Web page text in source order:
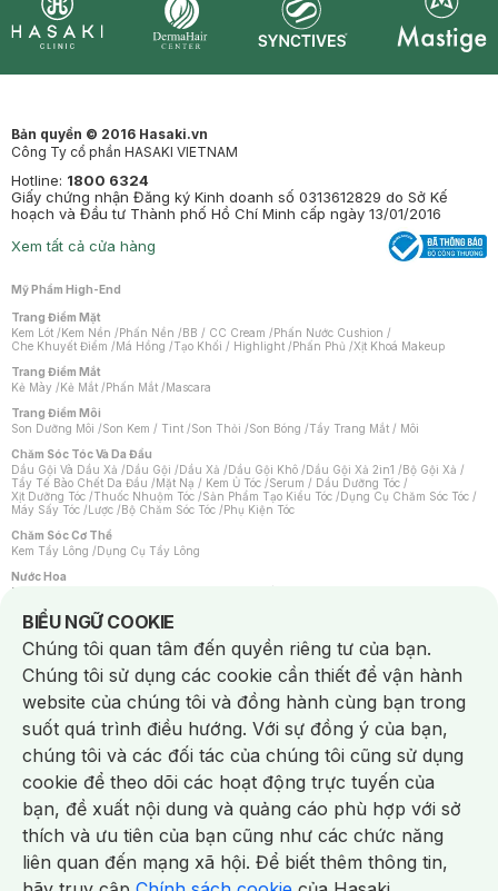
Bản quyền © 2016 Hasaki.vn
Công Ty cổ phần HASAKI VIETNAM
Hotline: 1800 6324
Giấy chứng nhận Đăng ký Kinh doanh số 0313612829 do Sở Kế
hoạch và Đầu tư Thành phố Hồ Chí Minh cấp ngày 13/01/2016
Xem tất cả cửa hàng
Mỹ Phẩm High-End
Trang Điểm Mặt
Kem Lót /Kem Nền /Phấn Nền /BB / CC Cream /Phấn Nước Cushion /
Che Khuyết Điểm /Má Hồng /Tạo Khối / Highlight /Phấn Phủ /Xịt Khoá Makeup
Trang Điểm Mắt
Kẻ Mày /Kẻ Mắt /Phấn Mắt /Mascara
Trang Điểm Môi
Son Dưỡng Môi /Son Kem / Tint /Son Thỏi /Son Bóng /Tẩy Trang Mắt / Môi
Chăm Sóc Tóc Và Da Đầu
Dầu Gội Và Dầu Xả /Dầu Gội /Dầu Xả /Dầu Gội Khô /Dầu Gội Xả 2in1 /Bộ Gội Xả /
Tẩy Tế Bào Chết Da Đầu /Mặt Nạ / Kem Ủ Tóc /Serum / Dầu Dưỡng Tóc /
Xịt Dưỡng Tóc /Thuốc Nhuộm Tóc /Sản Phẩm Tạo Kiểu Tóc /Dụng Cụ Chăm Sóc Tóc /
Máy Sấy Tóc /Lược /Bộ Chăm Sóc Tóc /Phụ Kiện Tóc
Chăm Sóc Cơ Thể
Kem Tẩy Lông /Dụng Cụ Tẩy Lông
Nước Hoa
Nước Hoa Nữ
Chăm Sóc Cá Nhân
Chống Muỗi /Khẩu Trang /Máy Massage/Mặt Nạ Xông Hơi /Nước Rửa Tay/
Sản Phẩm Chăm Sóc Khác /Bàn Chải Đánh Răng /Bàn Chải Điện/
Hỗ Trợ Trắng Răng/Kem Đánh Răng /Máy Tăm Nước/ Nước Súc Miệng/
Tăm / Chỉ Nha Khoa/ Xịt Thơm Miệng / Dung Dịch Vệ Sinh/Dưỡng Vùng Kín/
Khăn Ướt Vệ Sinh Vùng Kín/Băng Vệ Sinh/Tampon/Bọt Cạo Râu /Dao Cạo Râu/
Máy Cạo Râu
Vấn Đề Về Da
Da Dầu / Lỗ Chân Lông To/ Da Khô / Mất Nước/ Da Lão Hóa/ Da Mụn/
Da Nhạy Cảm / Kích Ứng
Da Xỉn Màu Thâm / Nám / Tàn Nhang
Quầng Thâm & Bọng Mắt /Sẹo /Viêm Da Cơ Địa
Dụng Cụ / Phụ Kiện Chăm Sóc Da
Bông Tẩy Trang
Khăn Lau Mặt Khô Dụng Cụ / Máy Rửa Mặt Máy Chăm Sóc Da
Dụng Cụ Chăm Sóc Khác
BIỂU NGỮ COOKIE
Notice about cookies usage
Chúng tôi quan tâm đến quyền riêng tư của bạn.
Chúng tôi sử dụng các cookie cần thiết để vận hành
website của chúng tôi và đồng hành cùng bạn trong
suốt quá trình điều hướng. Với sự đồng ý của bạn,
chúng tôi và các đối tác của chúng tôi cũng sử dụng
cookie để theo dõi các hoạt động trực tuyến của
bạn, đề xuất nội dung và quảng cáo phù hợp với sở
thích và ưu tiên của bạn cũng như các chức năng
liên quan đến mạng xã hội. Để biết thêm thông tin,